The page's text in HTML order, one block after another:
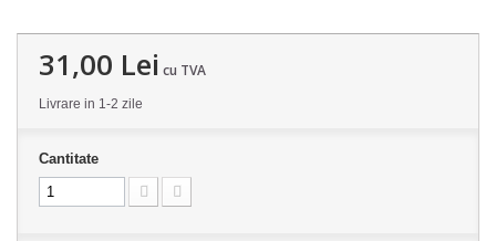
31,00 Lei cu TVA
Livrare in 1-2 zile
Cantitate